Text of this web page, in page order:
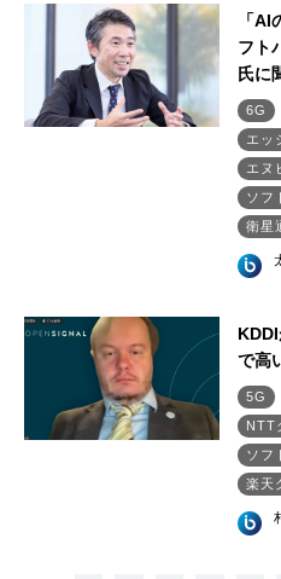
「
フト
氏に
6G
エッ
エヌ
ソフ
衛星
で高
5G
NTT
ソフ
楽天